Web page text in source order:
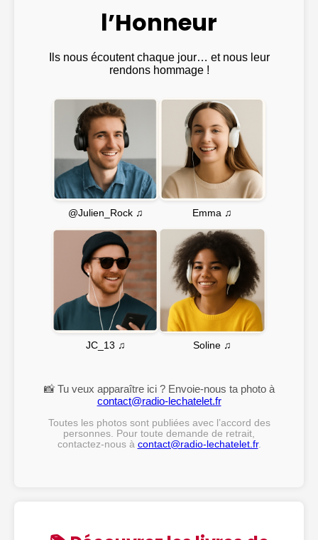
l’Honneur
Ils nous écoutent chaque jour… et nous leur
rendons hommage !
@Julien_Rock ♫ Emma ♫
JC_13 ♫ Soline ♫
📸 Tu veux apparaître ici ? Envoie-nous ta photo à
contact@radio-lechatelet.fr
Toutes les photos sont publiées avec l’accord des
personnes. Pour toute demande de retrait,
contactez-nous à contact@radio-lechatelet.fr.